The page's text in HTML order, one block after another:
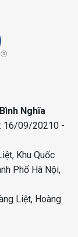
Nghĩa
16/09/20210 -
Khu Quốc
Phố Hà Nội,
Liệt, Hoàng